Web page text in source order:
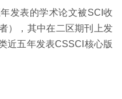
发表的学术论文被SCI收
），其中在二区期刊上发
近五年发表CSSCI核心版